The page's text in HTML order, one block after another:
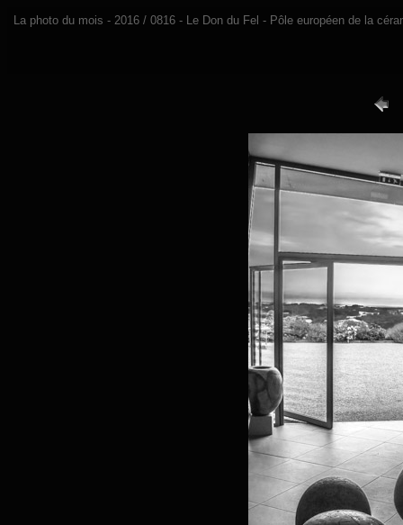
La photo du mois - 2016 / 0816 - Le Don du Fel - Pôle européen de la